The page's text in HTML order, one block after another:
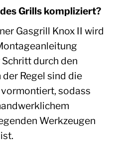
Grills kompliziert?
Gasgrill Knox II wird
durch den
Regel sind die
sodass
Werkzeugen